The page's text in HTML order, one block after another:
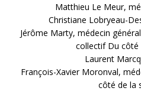
Matthieu Le Meur,
Christiane Lobryeau-
Jérôme Marty, médecin
collectif Du côté
Laurent
François-Xavier Moronval,
côté de la